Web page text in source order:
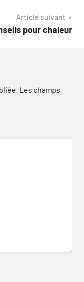
Article suivant
pour chaleur
Les champs